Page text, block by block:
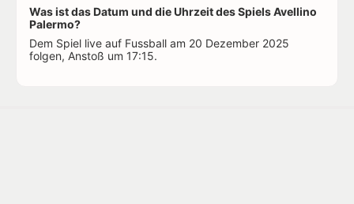
Was ist das Datum und die Uhrzeit des Spiels Avellino
Palermo?
Dem Spiel live auf Fussball am 20 Dezember 2025
folgen, Anstoß um 17:15.